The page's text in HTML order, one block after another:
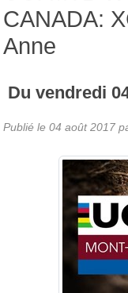
CANADA:
Anne
Du vendredi
Publié le 04 août 2017